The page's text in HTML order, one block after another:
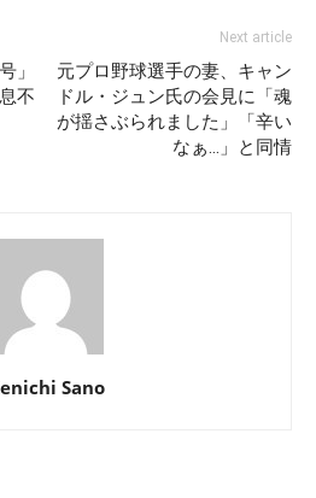
」
不
Next article
元プロ野球選手の妻、キャン
ドル・ジュン氏の会見に「魂
が揺さぶられました」「辛い
なぁ…」と同情
Sano